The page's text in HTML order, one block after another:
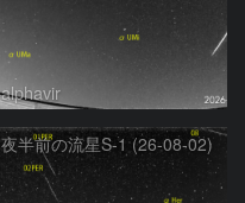
alphavir
夜半前の流星S-1 (26-08-02)